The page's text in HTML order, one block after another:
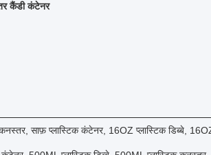
कैंडी कंटेनर
कनस्तर, साफ़ प्लास्टिक कंटेनर, 16OZ प्लास्टिक डिब्बे,